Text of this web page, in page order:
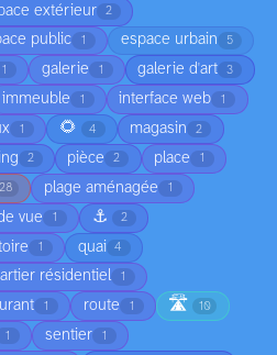
extérieur 2
public 1 espace urbain 5
1 galerie 1 galerie d'art 3
immeuble 1 interface web 1
1 🌻 4 magasin 2
2 pièce 2 place 1
28 plage aménagée 1
vue 1 ⚓ 2
1 quai 4
résidentiel 1
1 route 1 🛣️ 10
1 sentier 1